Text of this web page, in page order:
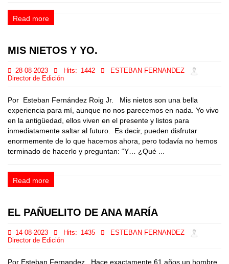
Read more
MIS NIETOS Y YO.
28-08-2023 Hits: 1442
ESTEBAN FERNANDEZ
Director de Edición
Por Esteban Fernández Roig Jr. Mis nietos son una bella
experiencia para mí, aunque no nos parecemos en nada. Yo vivo
en la antigüedad, ellos viven en el presente y listos para
inmediatamente saltar al futuro. Es decir, pueden disfrutar
enormemente de lo que hacemos ahora, pero todavía no hemos
terminado de hacerlo y preguntan: “Y… ¿Qué ...
Read more
EL PAÑUELITO DE ANA MARÍA
14-08-2023 Hits: 1435
ESTEBAN FERNANDEZ
Director de Edición
Por Esteban Fernandez Hace exactamente 61 años un hombre